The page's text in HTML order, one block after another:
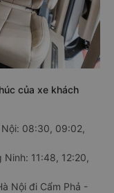
của xe khách
08:30, 09:02,
Ninh: 11:48, 12:20,
Nội đi Cẩm Phả -